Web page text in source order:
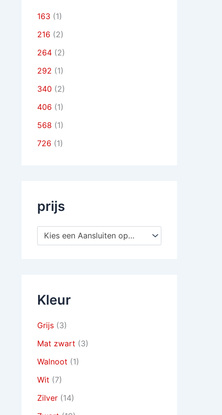
163 (1)
216 (2)
264 (2)
292 (1)
340 (2)
406 (1)
568 (1)
726 (1)
prijs
Kies een Aansluiten op TV
Kleur
Grijs (3)
Mat zwart (3)
Walnoot (1)
Wit (7)
Zilver (14)